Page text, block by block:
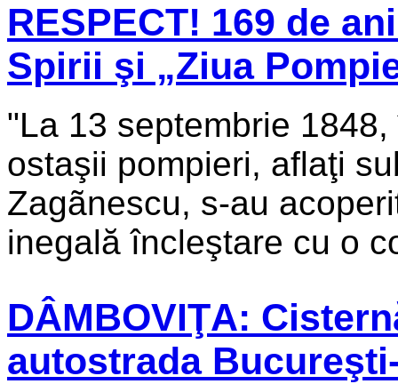
RESPECT! 169 de
Spirii şi „Ziua
"La 13 septembrie
ostaşii pompieri, aflaţi
Zagãnescu, s-au
inegală încleştare cu o
DÂMBOVIŢA:
autostrada